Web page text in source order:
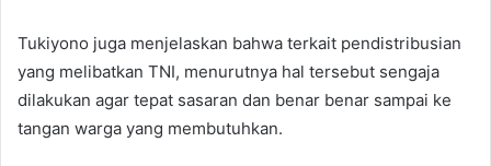
Tukiyono juga menjelaskan bahwa terkait pendistribusian
yang melibatkan TNI, menurutnya hal tersebut sengaja
dilakukan agar tepat sasaran dan benar benar sampai ke
tangan warga yang membutuhkan.